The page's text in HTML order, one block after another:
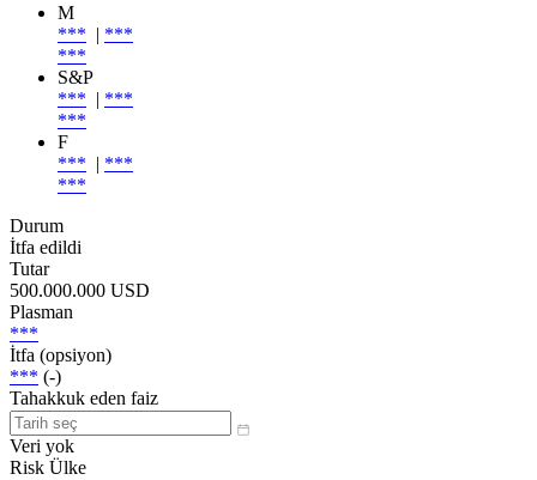
M
*** | ***
***
S&P
*** | ***
***
F
*** | ***
***
Durum
İtfa edildi
Tutar
500.000.000 USD
Plasman
***
İtfa (opsiyon)
*** (-)
Tahakkuk eden faiz
Veri yok
Risk Ülke